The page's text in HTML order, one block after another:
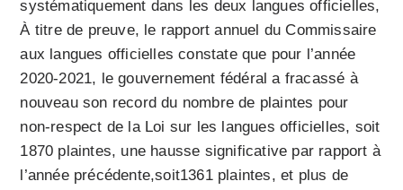
systématiquement dans les deux langues officielles,
À titre de preuve, le rapport annuel du Commissaire
aux langues officielles constate que pour l’année
2020-2021, le gouvernement fédéral a fracassé à
nouveau son record du nombre de plaintes pour
non-respect de la Loi sur les langues officielles, soit
1870 plaintes, une hausse significative par rapport à
l’année précédente,soit1361 plaintes, et plus de